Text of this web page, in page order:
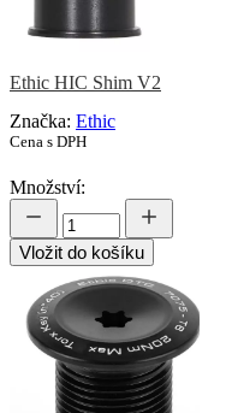
Ethic HIC Shim V2
Značka: Ethic
Cena s DPH
Množství:
Vložit do košíku